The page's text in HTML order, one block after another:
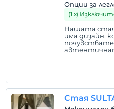
Опции за
(1 х)
Нашата
има дизайн,
почувствате
Стая